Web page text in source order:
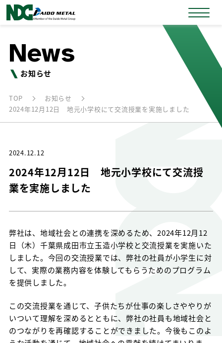
News
お知らせ
TOP
お知らせ
2024年12月12日 地元小学校にて交流授業を実施しました
2024.12.12
2024年12月12日 地元小学校にて交流授
業を実施しました
弊社は、地域社会との連携を深めるため、2024年12月12
日（木）千葉県成田市立玉造小学校と交流授業を実施いた
しました。今回の交流授業では、弊社の社員が小学生に対
して、実際の業務内容を体験してもらうためのプログラム
を提供しました。
この交流授業を通じて、子供たちが仕事の楽しさややりが
いついて理解を深めるとともに、弊社の社員も地域社会と
のつながりを再確認することができました。今後もこのよ